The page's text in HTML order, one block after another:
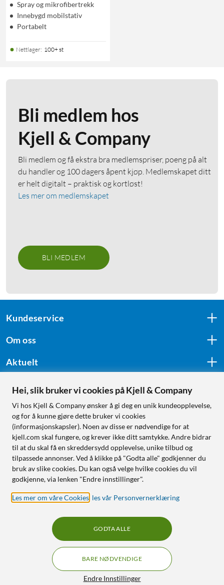
Spray og mikrofibertrekk
Innebygd mobilstativ
Portabelt
Nettlager: 100+ st
Bli medlem hos
Kjell & Company
Bli medlem og få ekstra bra medlemspriser, poeng på alt
du handler og 100 dagers åpent kjøp. Medlemskapet ditt
er helt digitalt – praktisk og kortløst!
Les mer om medlemskapet
BLI MEDLEM
Kundeservice
Om oss
Aktuelt
Følg oss
Handle fra:
Sverige
Norge
RÅD OG TILBEHØR TIL
HJEMMEELEKTRONIKK
Hei, slik bruker vi cookies på Kjell & Company
Vi hos Kjell & Company ønsker å gi deg en unik kundeopplevelse,
og for å kunne gjøre dette bruker vi cookies
(informasjonskapsler). Noen av disse er nødvendige for at
kjell.com skal fungere, og krever ikke ditt samtykke. Andre bidrar
til at du skal få en skreddersydd opplevelse, unike tilbud og
tilpassede annonser. Ved å klikke på "Godta alle" godkjenner du
bruk av slike cookies. Du kan også velge hvilke cookies du vil
godkjenne, via lenken "Endre innstillinger".
Les mer om våre Cookies les vår Personvernerklæring
Endre Innstillinger
BARE NØDVENDIGE
GODTA ALLE